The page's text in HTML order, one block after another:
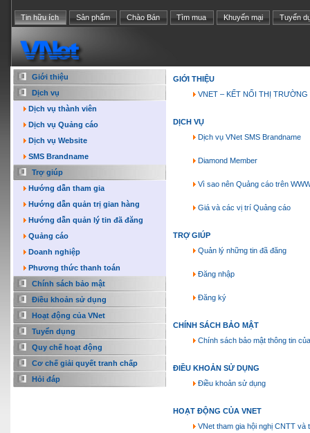
Tin hữu ích Sản phẩm Chào Bán Tìm mua Khuyến mại Tuyển
Giới thiệu
Dịch vụ
Dịch vụ thành viên
Dịch vụ Quảng cáo
Dịch vụ Website
SMS Brandname
Trợ giúp
Hướng dẫn tham gia
Hướng dẫn quản trị gian hàng
Hướng dẫn quản lý tin đã đăng
Quảng cáo
Doanh nghiệp
Phương thức thanh toán
Chính sách bảo mật
Điều khoản sử dụng
Hoạt động của VNet
Tuyển dụng
Quy chế hoạt động
Cơ chế giải quyết tranh chấp
Hỏi đáp
GIỚI THIỆU
VNET – KẾT NỐI THỊ TRƯỜNG
DỊCH VỤ
Dịch vụ VNet SMS Brandname
Diamond Member
Vì sao nên Quảng cáo trên
Giá và các vị trí Quảng cáo
TRỢ GIÚP
Quản lý những tin đã đăng
Đăng nhập
Đăng ký
CHÍNH SÁCH BẢO MẬT
Chính sách bảo mật thông tin
ĐIỀU KHOẢN SỬ DỤNG
Điều khoản sử dụng
HOẠT ĐỘNG CỦA VNET
VNet tham gia hội nghị CNTT